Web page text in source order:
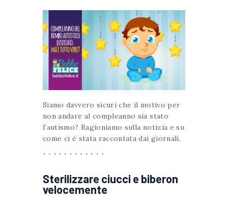
Siamo davvero sicuri che il motivo per
non andare al compleanno sia stato
l’autismo? Ragioniamo sulla notizia e su
come ci è stata raccontata dai giornali.
Sterilizzare ciucci e biberon
velocemente